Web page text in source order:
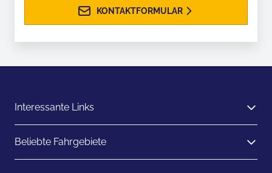
KONTAKTFORMULAR
Interessante Links
Beliebte Fahrgebiete